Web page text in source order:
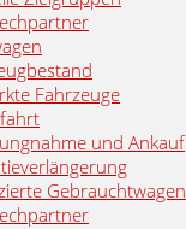
Fahrzeuge
und Ankauf
Gebrauchtwagen